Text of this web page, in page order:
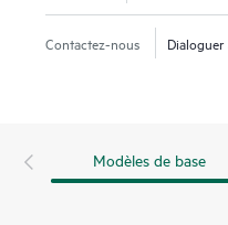
Ce point d’accès Wi-Fi 7
trois radios MIMO 2x2
Contactez-nous
Modèles de base